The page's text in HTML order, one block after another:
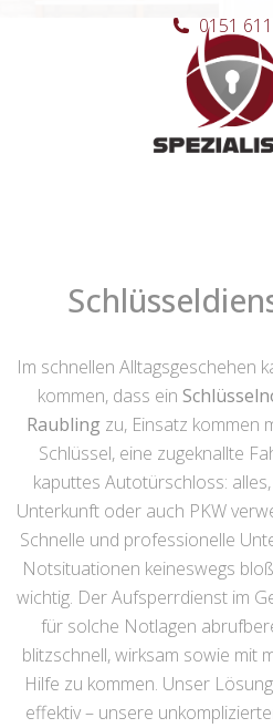
Hauptnavigation
0151
Im schnellen Alltagsgeschehen
kommen, dass ein
Raubling zu, Einsatz kommen
Schlüssel, eine zugeknallte
kaputtes Autotürschloss:
Unterkunft oder auch PKW
Schnelle und professionelle
Notsituationen keineswegs
wichtig. Der Aufsperrdienst im
für solche Notlagen
blitzschnell, wirksam sowie mit
Hilfe zu kommen. Unser
effektiv – unsere